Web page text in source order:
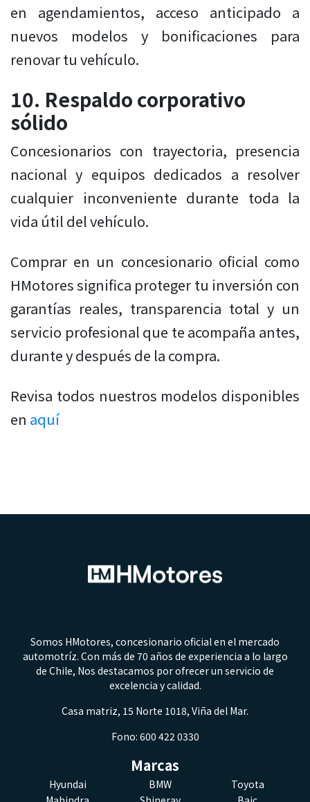
en agendamientos, acceso anticipado a
nuevos modelos y bonificaciones para
renovar tu vehículo.
10. Respaldo corporativo
sólido
Concesionarios con trayectoria, presencia
nacional y equipos dedicados a resolver
cualquier inconveniente durante toda la
vida útil del vehículo.
Comprar en un concesionario oficial como
HMotores significa proteger tu inversión con
garantías reales, transparencia total y un
servicio profesional que te acompaña antes,
durante y después de la compra.
Revisa todos nuestros modelos disponibles
en aquí
Somos HMotores, concesionario oficial en el mercado
automotríz. Con más de 70 años de experiencia a lo largo
de Chile, Nos destacamos por ofrecer un servicio de
excelencia y calidad.
Casa matriz, 15 Norte 1018, Viña del Mar.
Fono: 600 422 0330
Marcas
Hyundai BMW
Toyota